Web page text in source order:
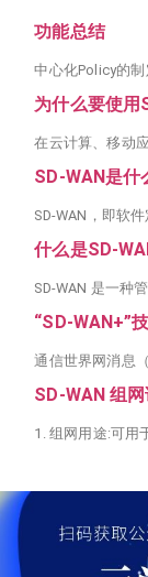
功能总结
中心化Policy的制
为什么要使用
在云计算、移动
SD-WAN是什
SD-WAN，即软
什么是SD-
SD-WAN 是一种
“SD-WAN+”
通信世界网消息
SD-WAN 组网
1. 组网用途:可用